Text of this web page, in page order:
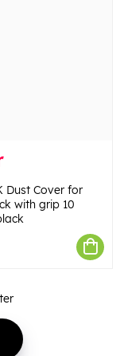
Dust Cover for
with grip 10